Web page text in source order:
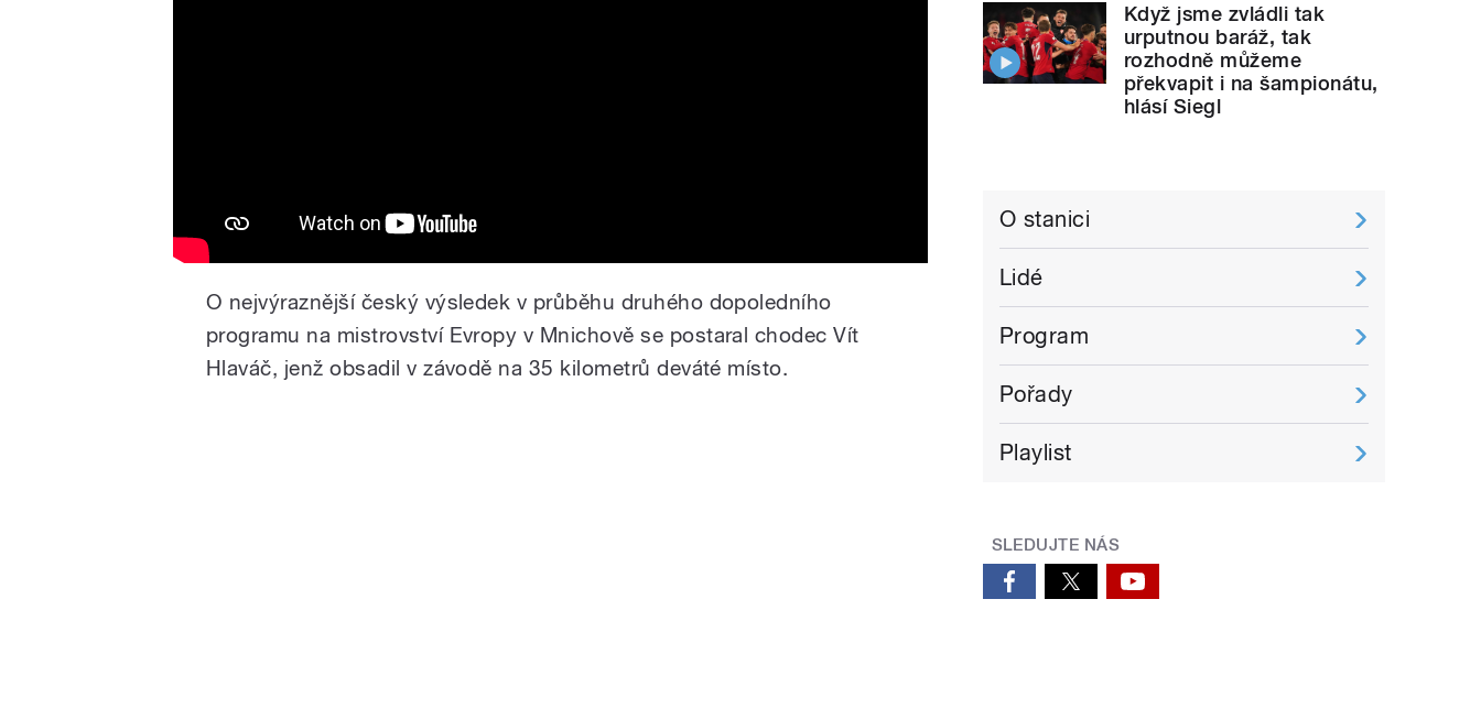
O nejvýraznější český výsledek v průběhu druhého dopoledního
programu na mistrovství Evropy v Mnichově se postaral chodec Vít
Hlaváč, jenž obsadil v závodě na 35 kilometrů deváté místo.
Když jsme zvládli tak
urputnou baráž, tak
rozhodně můžeme
překvapit i na šampionátu,
hlásí Siegl
O stanici
Lidé
Program
Pořady
Playlist
SLEDUJTE NÁS